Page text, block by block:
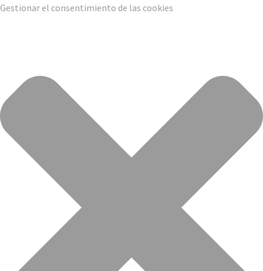
Gestionar el consentimiento de las cookies